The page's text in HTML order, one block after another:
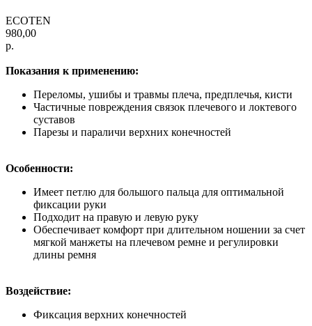
ECOTEN
980,00
р.
Показания к применению:
Переломы, ушибы и травмы плеча, предплечья, кисти
Частичные повреждения связок плечевого и локтевого
суставов
Парезы и параличи верхних конечностей
Особенности:
Имеет петлю для большого пальца для оптимальной
фиксации руки
Подходит на правую и левую руку
Обеспечивает комфорт при длительном ношении за счет
мягкой манжеты на плечевом ремне и регулировки
длины ремня
Воздействие:
Фиксация верхних конечностей